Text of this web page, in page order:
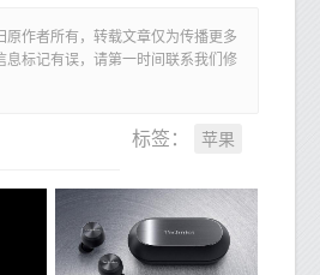
原作者所有，转载文章仅为传播更多
息标记有误，请第一时间联系我们修
标签： 苹果